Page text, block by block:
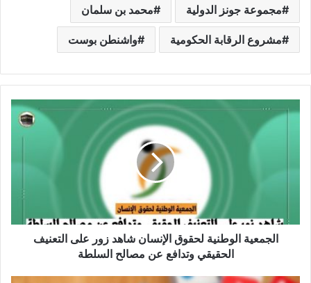
مجموعة جونز الدولية محمد بن سلمان
مشروع الرقابة الحكومية واشنطن بوست
الجمعية الوطنية لحقوق الإنسان شاهد زور على التعنيف
الحقيقي وتدافع عن مصالح السلطة